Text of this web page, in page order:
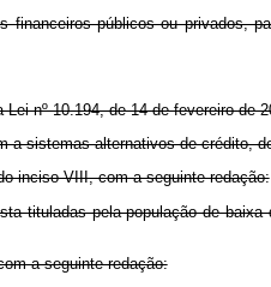
financeiros públicos ou privados,
nº 10.194, de 14 de fevereiro de
sistemas alternativos de crédito,
inciso VIII, com a seguinte redação:
tituladas pela população de
a seguinte redação: